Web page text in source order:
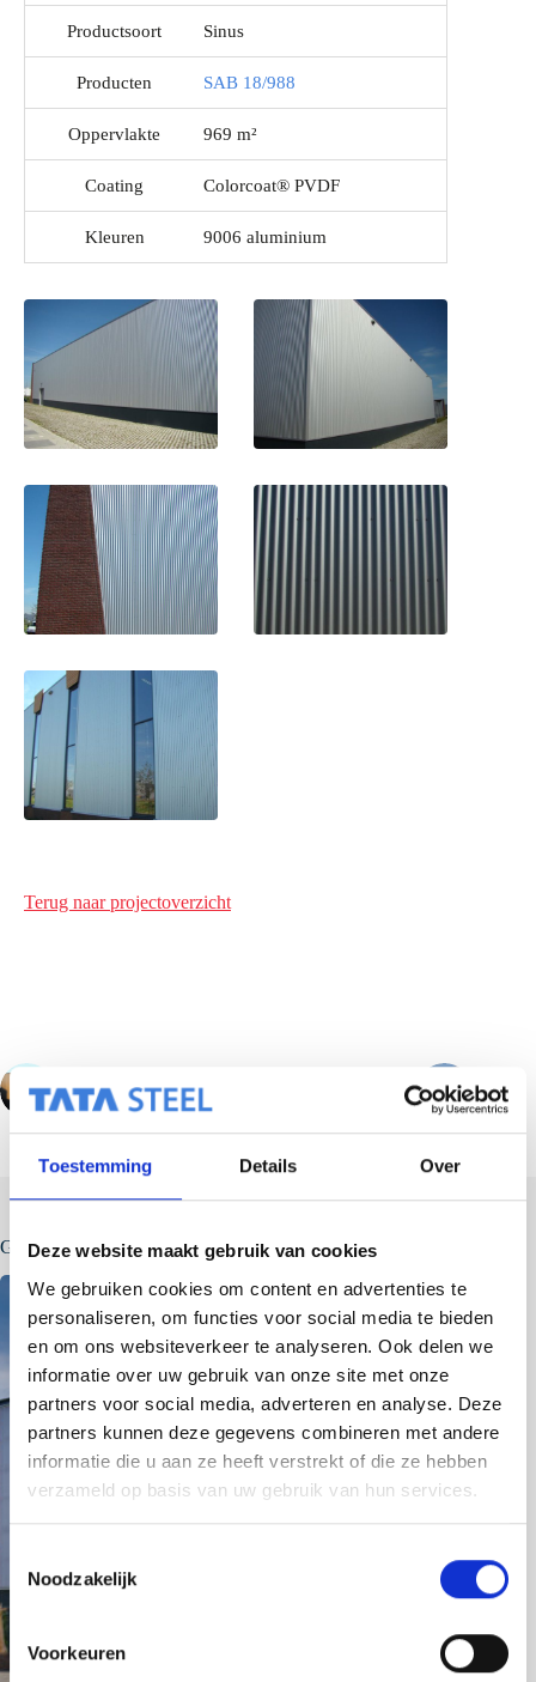
Toestemming Details Over
Deze website maakt gebruik van cookies
We gebruiken cookies om content en advertenties te
personaliseren, om functies voor social media te bieden
en om ons websiteverkeer te analyseren. Ook delen we
informatie over uw gebruik van onze site met onze
partners voor social media, adverteren en analyse. Deze
partners kunnen deze gegevens combineren met andere
informatie die u aan ze heeft verstrekt of die ze hebben
verzameld op basis van uw gebruik van hun services.
o
t
Noodzakelijk
Voorkeuren
Productsoort Sinus
Producten SAB 18/988
Oppervlakte 969 m²
Coating Colorcoat® PVDF
Kleuren 9006 aluminium
Terug naar projectoverzicht
VORIGE
Gerelateerde berichten